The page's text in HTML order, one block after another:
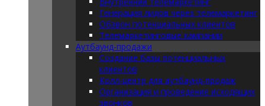
Генерация лидов через телемаркетинг
Обзвон потенциальных клиентов
Телемаркетинговые кампании
Аутбаунд-продажи
Создание базы потенциальных
клиентов
Колл-центр для аутбаунд-продаж
Организация и проведение исходящих
звонков